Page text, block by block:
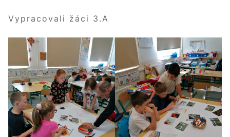
Vypracovali žáci 3.A